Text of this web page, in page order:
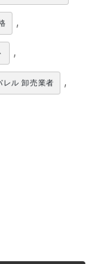
,
,
レル 卸売業者 ,